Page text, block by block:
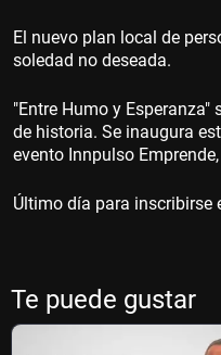
El nuevo plan local de
soledad no deseada.
"Entre Humo y
de historia. Se inaugura
evento Innpulso
Último día para inscribirse
Te puede gustar